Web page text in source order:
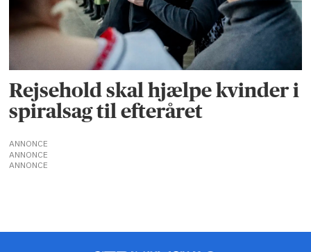
Rejsehold skal hjælpe kvinder i
spiralsag til efteråret
ANNONCE
ANNONCE
ANNONCE